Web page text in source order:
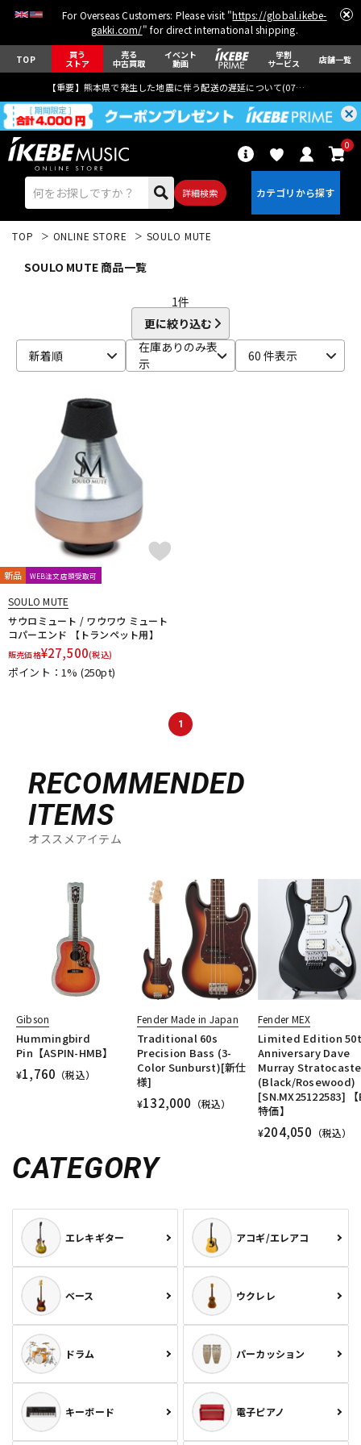
For Overseas Customers: Please visit "https://global.ikebe-
gakki.com/" for direct international shipping.
TOP 買う
ストア
売る
中古買取
イベント
動画
学割
サービス 店舗一覧
【重要】熊本県で発生した地震に伴う配送の遅延について(07月29日
詳細検索
0
ドラム
キーボード
管楽器
アンプ
DJ機器
配信/ライブ機器 楽器アクセサリ
TOP ONLINE STORE SOULO MUTE
SOULO MUTE 商品一覧
1件
更に絞り込む
新着順
在庫ありのみ表
示
60 件表示
新品 WEB注文店頭受取可
SOULO MUTE
サウロミュート / ワウワウ ミュート
コパーエンド 【トランペット用】
販売価格¥27,500(税込)
ポイント：1% (250pt)
1
RECOMMENDED
ITEMS
オススメアイテム
Gibson
Hummingbird
Pin【ASPIN-HMB】
¥1,760 （税込）
Fender Made in Japan
Traditional 60s
Precision Bass (3-
Color Sunburst)[新仕
様]
¥132,000 （税込）
Fender MEX
Limited Edition
Anniversary Dave
Murray
(Black/Rosewood)
[SN.MX25122583]
特価】
¥204,050 （税込）
CATEGORY
エレキギター アコギ/エレアコ
ベース ウクレレ
ドラム パーカッション
キーボード 電子ピアノ